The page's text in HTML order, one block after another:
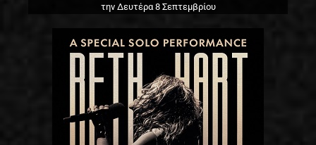
την Δευτέρα 8 Σεπτεμβρίου